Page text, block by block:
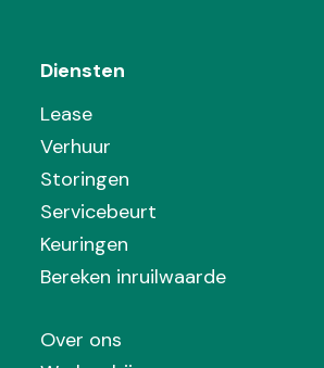
Diensten
Lease
Verhuur
Storingen
Servicebeurt
Keuringen
Bereken inruilwaarde
Over ons